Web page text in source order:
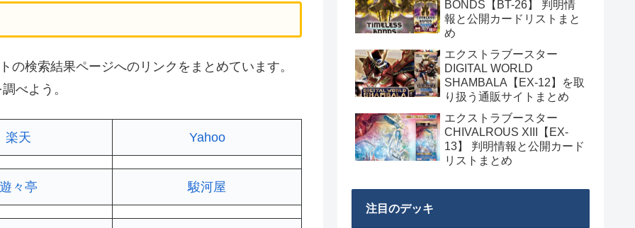
検索結果ページへのリンクをまとめています。
べよう。
楽天 Yahoo
々亭 駿河屋
BONDS【BT-26】 判明情
報と公開カードリストまと
め
エクストラブースター
DIGITAL WORLD
SHAMBALA【EX-12】を取
り扱う通販サイトまとめ
エクストラブースター
CHIVALROUS XIII【EX-
13】 判明情報と公開カード
リストまとめ
注目のデッキ